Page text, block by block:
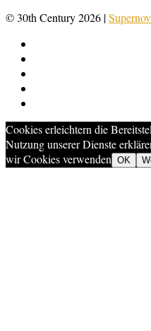
© 30th Century 2026 |
Cookies erleichtern die
Nutzung unserer Dienste
wir Cookies verwenden OK